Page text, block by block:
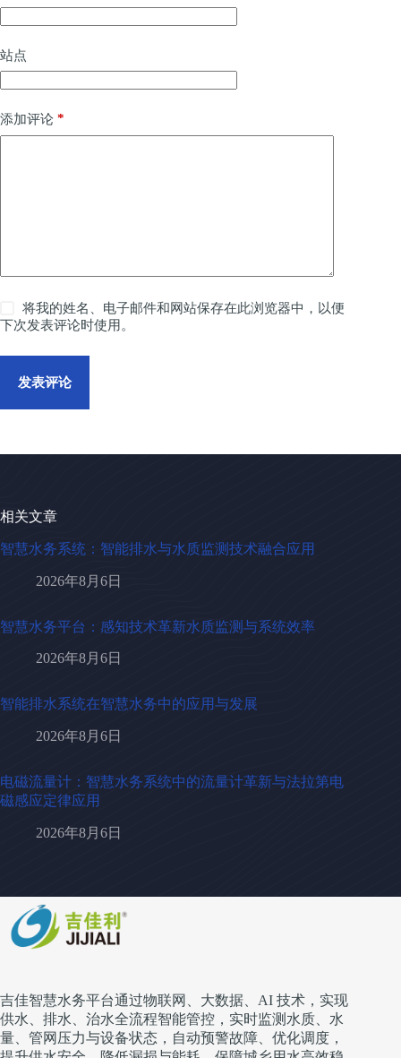
站点
添加评论 *
将我的姓名、电子邮件和网站保存在此浏览器中，以便
下次发表评论时使用。
发表评论
相关文章
智慧水务系统：智能排水与水质监测技术融合应用
2026年8月6日
智慧水务平台：感知技术革新水质监测与系统效率
2026年8月6日
智能排水系统在智慧水务中的应用与发展
2026年8月6日
电磁流量计：智慧水务系统中的流量计革新与法拉第电
磁感应定律应用
2026年8月6日
吉佳智慧水务平台通过物联网、大数据、AI 技术，实现
供水、排水、治水全流程智能管控，实时监测水质、水
量、管网压力与设备状态，自动预警故障、优化调度，